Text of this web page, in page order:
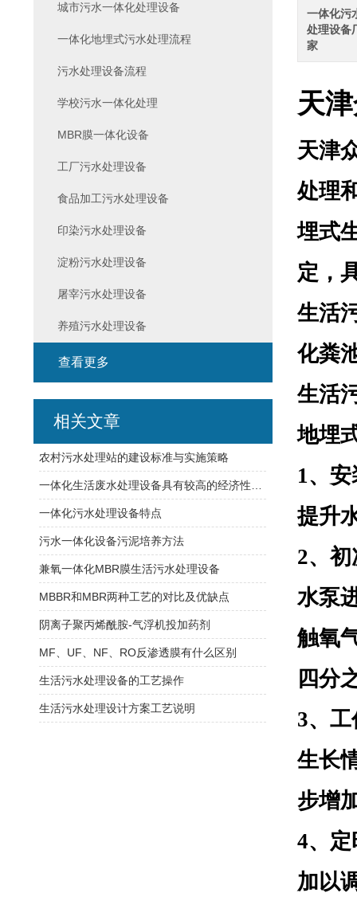
一体化污
处理设备
家
天
天津
处理
埋式
定，
生活
化粪
生活
地埋
1、
提升
2、
水泵
触氧
四分
3、
生长
步增
4、
加以
城市污水一体化处理设备
一体化地埋式污水处理流程
污水处理设备流程
学校污水一体化处理
MBR膜一体化设备
工厂污水处理设备
食品加工污水处理设备
印染污水处理设备
淀粉污水处理设备
屠宰污水处理设备
养殖污水处理设备
查看更多
相关文章
农村污水处理站的建设标准与实施策略
一体化污水处理设备特点
污水一体化设备污泥培养方法
兼氧一体化MBR膜生活污水处理设备
MBBR和MBR两种工艺的对比及优缺点
阴离子聚丙烯酰胺-气浮机投加药剂
MF、UF、NF、RO反渗透膜有什么区别
生活污水处理设备的工艺操作
生活污水处理设计方案工艺说明